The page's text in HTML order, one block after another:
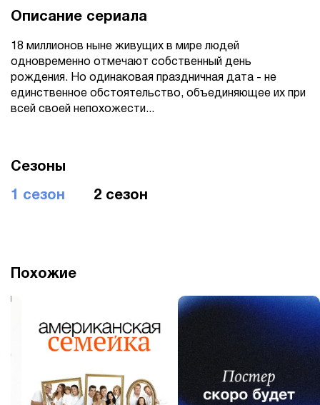
Описание сериала
18 миллионов ныне живущих в мире людей
одновременно отмечают собственный день
рождения. Но одинаковая праздничная дата - не
единственное обстоятельство, объединяющее их при
всей своей непохожести...
Сезоны
1 сезон 2 сезон
Похожие